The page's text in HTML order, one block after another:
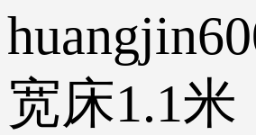
宽床1.1米